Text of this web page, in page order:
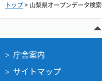
トップ> 山梨県オープンデータ検索
庁舎案内
サイトマップ